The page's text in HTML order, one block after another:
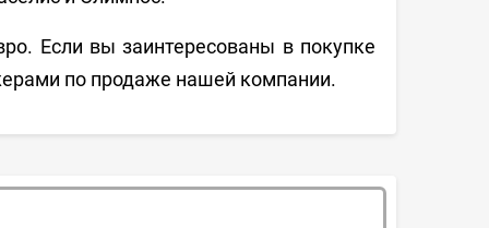
Если вы заинтересованы в покупке
по продаже нашей компании.